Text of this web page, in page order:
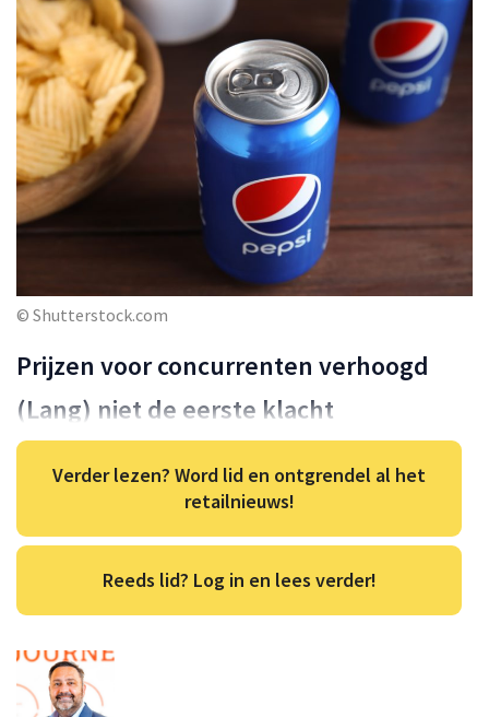
© Shutterstock.com
Prijzen voor concurrenten verhoogd
(Lang) niet de eerste klacht
Verder lezen? Word lid en ontgrendel al het
retailnieuws!
Reeds lid? Log in en lees verder!